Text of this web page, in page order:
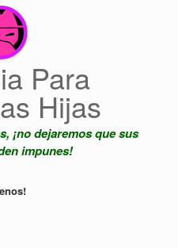
Para
Hijas
¡no dejaremos que sus
impunes!